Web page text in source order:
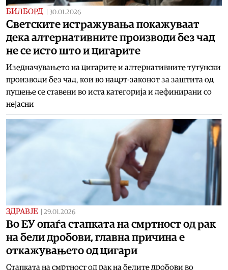
БИЛБОРД 30.01.2026
Светските истражувања покажуваат
дека алтернативните производи без чад
не се исто што и цигарите
Изедначувањето на цигарите и алтернативните тутунски
производи без чад, кои во нацрт-законот за заштита од
пушење се ставени во иста категорија и дефинирани со
нејасни
ЗДРАВЈЕ 29.01.2026
Во ЕУ опаѓа стапката на смртност од рак
на бели дробови, главна причина е
откажувањето од цигари
Стапката на смртност од рак на белите дробови во